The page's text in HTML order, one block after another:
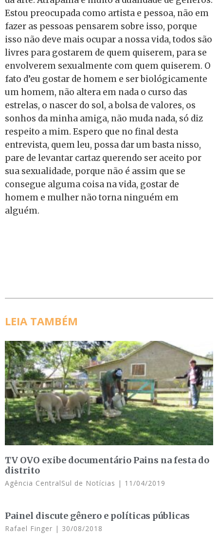
Estou preocupada como artista e pessoa, não em
fazer as pessoas pensarem sobre isso, porque
isso não deve mais ocupar a nossa vida, todos são
livres para gostarem de quem quiserem, para se
envolverem sexualmente com quem quiserem. O
fato d’eu gostar de homem e ser biológicamente
um homem, não altera em nada o curso das
estrelas, o nascer do sol, a bolsa de valores, os
sonhos da minha amiga, não muda nada, só diz
respeito a mim. Espero que no final desta
entrevista, quem leu, possa dar um basta nisso,
pare de levantar cartaz querendo ser aceito por
sua sexualidade, porque não é assim que se
consegue alguma coisa na vida, gostar de
homem e mulher não torna ninguém em
alguém.
LEIA TAMBÉM
TV OVO exibe documentário Pains na festa do
distrito
Agência CentralSul de Notícias 11/04/2019
Painel discute gênero e políticas públicas
Rafael Finger 30/08/2018